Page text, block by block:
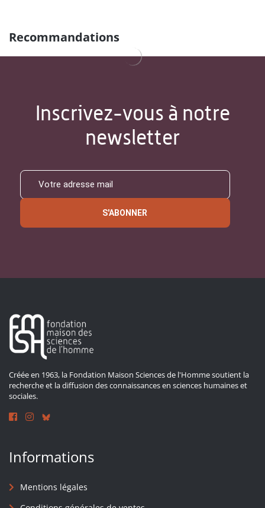
Recommandations
Inscrivez-vous à notre
newsletter
S'ABONNER
Créée en 1963, la Fondation Maison Sciences de l'Homme soutient la
recherche et la diffusion des connaissances en sciences humaines et
sociales.
Informations
Mentions légales